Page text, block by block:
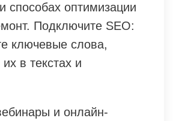
способах оптимизации
Подключите SEO:
ключевые слова,
в текстах и
и онлайн-